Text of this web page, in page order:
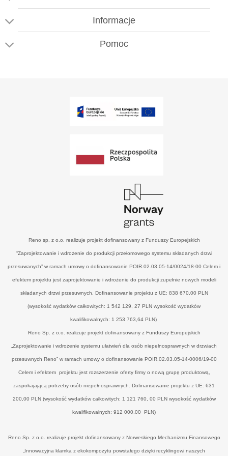
Informacje
Pomoc
Reno sp. z o.o. realizuje projekt dofinansowany z Funduszy Europejskich
“Zaprojektowanie i wdrożenie do produkcji przełomowego systemu składanych drzwi
przesuwanych” w ramach umowy o dofinansowanie POIR.02.03.05-14/0024/18-00 Celem i
efektem projektu jest zaprojektowanie i wdrożenie do produkcji zupełnie nowych modeli
składanych drzwi przesuwnych. Dofinansowanie projektu z UE: 838 670,00 PLN
(wysokość wydatków całkowitych: 1 542 129, 27 PLN wysokość wydatków
kwalifikowalnych: 1 253 763,64 PLN)
Reno Sp. z o.o. realizuje projekt dofinansowany z Funduszy Europejskich
„Zaprojektowanie i wdrożenie systemu ułatwień dla osób niepełnosprawnych w drzwiach
przesuwnych Reno” w ramach umowy o dofinansowanie POIR.02.03.05-14-0006/19-00
Celem i efektem projektu jest rozszerzenie oferty firmy o nową grupę produktową,
zaspokajającą potrzeby osób niepełnosprawnych. Dofinansowanie projektu z UE: 631
200,00 PLN (wysokość wydatków całkowitych: 1 121 760, 00 PLN wysokość wydatków
kwalifikowalnych: 912 000,00 PLN)
Reno Sp. z o.o. realizuje projekt dofinansowany z Norweskiego Mechanizmu Finansowego
„Innowacyjna klamka z ekokompozytu powstałego dzięki recyklingowi naszych